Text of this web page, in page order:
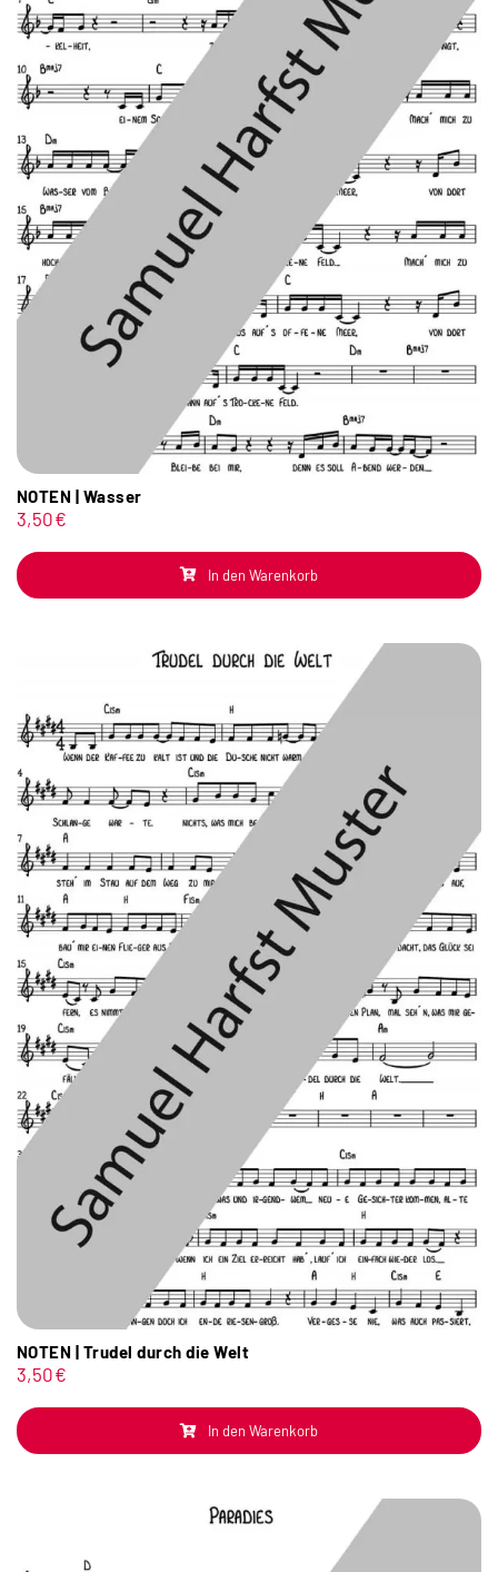
NOTEN | Wasser
3,50€
In den Warenkorb
NOTEN | Trudel durch die Welt
3,50€
In den Warenkorb